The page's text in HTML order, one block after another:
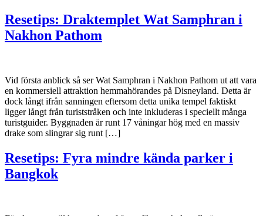
Resetips: Draktemplet Wat Samphran i
Nakhon Pathom
Vid första anblick så ser Wat Samphran i Nakhon Pathom ut att vara
en kommersiell attraktion hemmahörandes på Disneyland. Detta är
dock långt ifrån sanningen eftersom detta unika tempel faktiskt
ligger långt från turiststråken och inte inkluderas i speciellt många
turistguider. Byggnaden är runt 17 våningar hög med en massiv
drake som slingrar sig runt […]
Resetips: Fyra mindre kända parker i
Bangkok